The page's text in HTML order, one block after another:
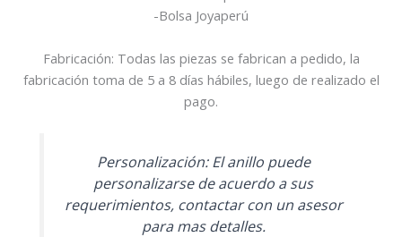
-Bolsa Joyaperú
Fabricación: Todas las piezas se fabrican a pedido, la
fabricación toma de 5 a 8 días hábiles, luego de realizado el
pago.
Personalización: El anillo puede
personalizarse de acuerdo a sus
requerimientos, contactar con un asesor
para mas detalles.